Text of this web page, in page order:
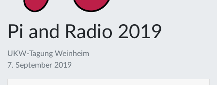
Pi and Radio 2019
UKW-Tagung Weinheim
7. September 2019